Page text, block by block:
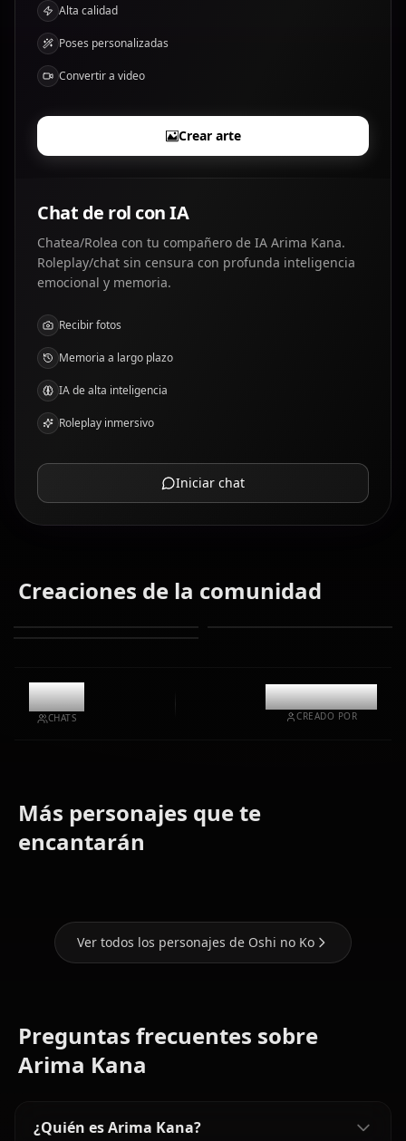
Alta calidad
Poses personalizadas
Convertir a video
Crear arte
Chat de rol con IA
Chatea/Rolea con tu compañero de IA Arima Kana.
Roleplay/chat sin censura con profunda inteligencia
emocional y memoria.
Recibir fotos
Memoria a largo plazo
IA de alta inteligencia
Roleplay inmersivo
Iniciar chat
Creaciones de la comunidad
10.8k
CHATS
@kinayymon
CREADO POR
Más personajes que te
encantarán
Kurokawa
Ver todos los personajes de Oshi no Ko
Preguntas frecuentes sobre
Arima Kana
¿Quién es Arima Kana?